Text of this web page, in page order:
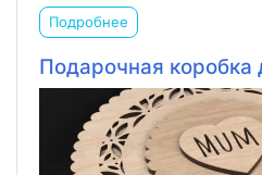
Подробнее
Подарочная коробка